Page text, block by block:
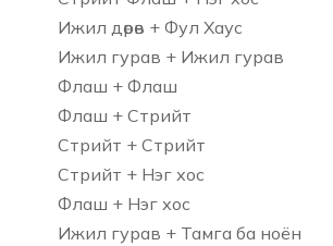
Ижил дөрөв + Фул Хаус
Ижил гурав + Ижил гурав
Флаш + Флаш
Флаш + Стрийт
Стрийт + Стрийт
Стрийт + Нэг хос
Флаш + Нэг хос
Ижил гурав + Тамга ба ноён